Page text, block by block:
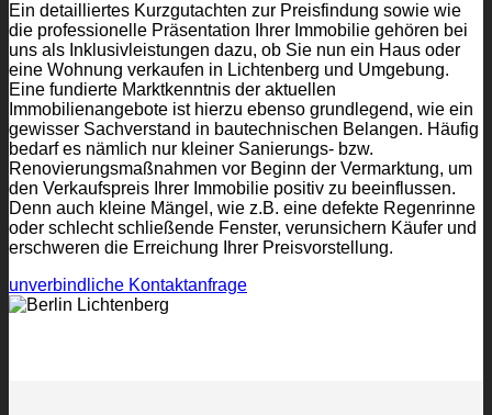
Ein detailliertes Kurzgutachten zur Preisfindung sowie wie
die professionelle Präsentation Ihrer Immobilie gehören bei
uns als Inklusivleistungen dazu, ob Sie nun ein Haus oder
eine Wohnung verkaufen in Lichtenberg und Umgebung.
Eine fundierte Marktkenntnis der aktuellen
Immobilienangebote ist hierzu ebenso grundlegend, wie ein
gewisser Sachverstand in bautechnischen Belangen. Häufig
bedarf es nämlich nur kleiner Sanierungs- bzw.
Renovierungsmaßnahmen vor Beginn der Vermarktung, um
den Verkaufspreis Ihrer Immobilie positiv zu beeinflussen.
Denn auch kleine Mängel, wie z.B. eine defekte Regenrinne
oder schlecht schließende Fenster, verunsichern Käufer und
erschweren die Erreichung Ihrer Preisvorstellung.
unverbindliche Kontaktanfrage